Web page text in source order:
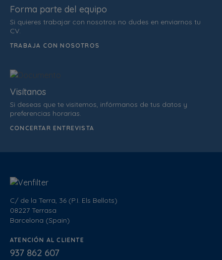
C/ de la Terra, 36 (P.I. Els Bellots)
08227 Terrasa
Barcelona (Spain)
ATENCIÓN AL CLIENTE
937 862 607
Forma parte del equipo
Si quieres trabajar con nosotros no dudes en enviarnos tu
CV.
TRABAJA CON NOSOTROS
Visítanos
Si deseas que te visitemos, infórmanos de tus datos y
preferencias horarias.
CONCERTAR ENTREVISTA